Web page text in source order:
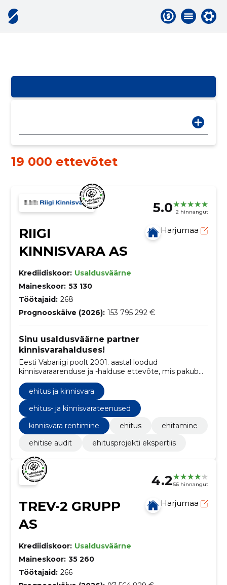
19 000 ettevõtet
5.0 2 hinnangut
RIIGI
KINNISVARA AS
Harjumaa
Krediidiskoor: Usaldusväärne
Maineskoor: 53 130
Töötajaid: 268
Prognooskäive (2026): 153 795 292 €
Sinu usaldusväärne partner
kinnisvarahalduses!
Eesti Vabariigi poolt 2001. aastal loodud
kinnisvaraarenduse ja -halduse ettevõte, mis pakub
tõhusaid teenuseid peamiselt riigiasutustele ja
avalikele teenuste pakkujatele.
ehitus ja kinnisvara
ehitus- ja kinnisvarateenused
kinnisvara rentimine
ehitus
ehitamine
ehitise audit
ehitusprojekti ekspertiis
4.256 hinnangut
TREV-2 GRUPP
AS
Harjumaa
Krediidiskoor: Usaldusväärne
Maineskoor: 35 260
Töötajaid: 266